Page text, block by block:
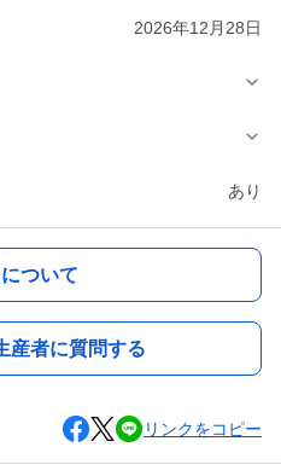
2026年12月28日
あり
ついて
産者に質問する
リンクをコピー